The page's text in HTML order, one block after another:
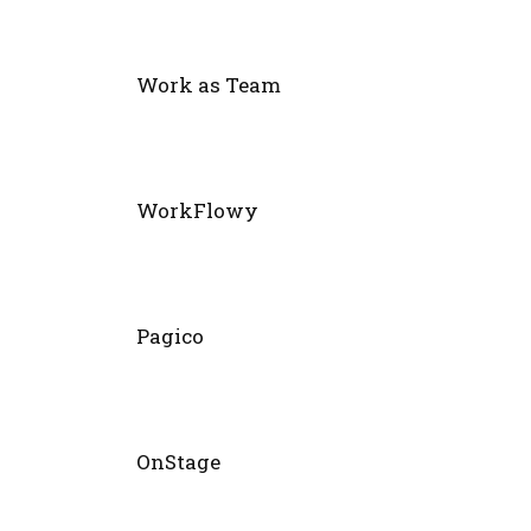
Work as Team
WorkFlowy
Pagico
OnStage